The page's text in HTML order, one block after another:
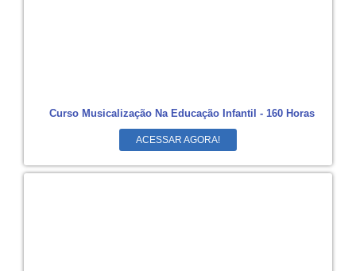
Curso Musicalização Na Educação Infantil - 160 Horas
ACESSAR AGORA!